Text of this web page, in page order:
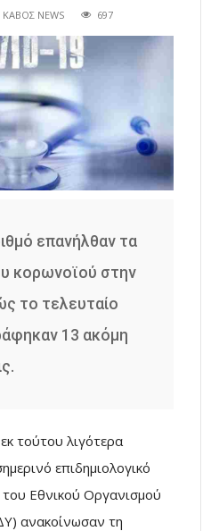
ΚΑΒΟΣ NEWS 697
επανήλθαν τα
κορωνοϊού στην
το τελευταίο
13 ακόμη
τούτου λιγότερα
επιδημιολογικό
Εθνικού Οργανισμού
ανακοίνωσαν τη